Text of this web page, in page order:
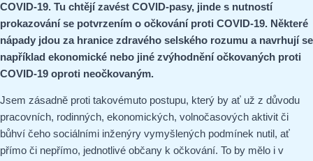
COVID-19. Tu chtějí zavést COVID-pasy, jinde s nutností
prokazování se potvrzením o očkování proti COVID-19. Některé
nápady jdou za hranice zdravého selského rozumu a navrhují se
například ekonomické nebo jiné zvýhodnění očkovaných proti
COVID-19 oproti neočkovaným.
Jsem zásadně proti takovémuto postupu, který by ať už z důvodu
pracovních, rodinných, ekonomických, volnočasových aktivit či
bůhví čeho sociálními inženýry vymyšlených podmínek nutil, ať
přímo či nepřímo, jednotlivé občany k očkování. To by mělo i v